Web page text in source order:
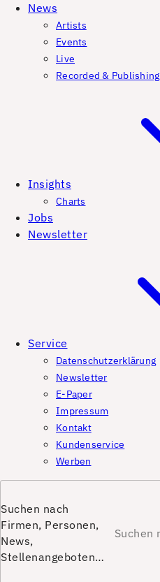
News
Artists
Events
Live
Recorded & Publishing
Insights
Charts
Jobs
Newsletter
Service
Datenschutzerklärung
Newsletter
E-Paper
Impressum
Kontakt
Kundenservice
Werben
Suchen nach
Firmen, Personen,
News,
Stellenangeboten…